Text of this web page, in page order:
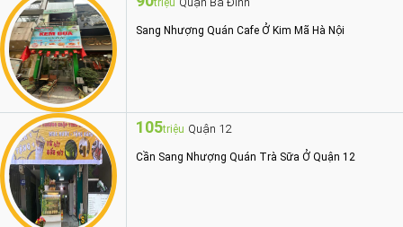
triệu
Sang Nhượng Quán Cafe Ở Kim Mã Hà Nội
105triệu Quận 12
Cần Sang Nhượng Quán Trà Sữa Ở Quận 12